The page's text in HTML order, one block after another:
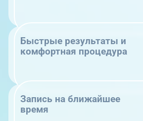
Быстрые результаты и
комфортная процедура
Запись на ближайшее
время